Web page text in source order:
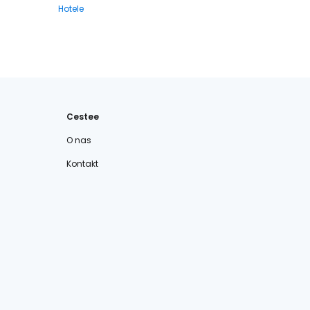
Hotele
Cestee
O nas
Kontakt